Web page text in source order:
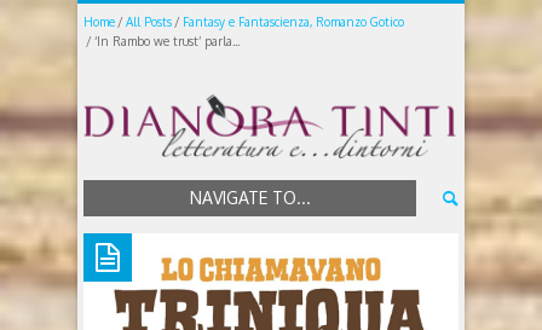
Home All Posts
Fantasy e Fantascienza, Romanzo Gotico
‘In Rambo we trust’ parla...
NAVIGATE TO...